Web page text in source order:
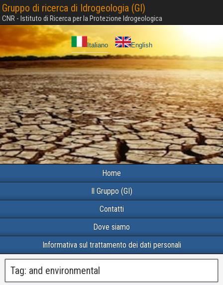
Gruppo di ricerca di Idrogeologia (GI)
CNR - Istituto di Ricerca per la Protezione Idrogeologica
Italiano English
Home
Il Gruppo (GI)
Contatti
Dove siamo
Informativa sul trattamento dei dati personali
Tag: and environmental